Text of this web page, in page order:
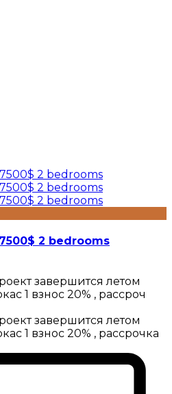
2 bedrooms
завершится летом
1 взнос 20% , рассроч
завершится летом
1 взнос 20% , рассрочка